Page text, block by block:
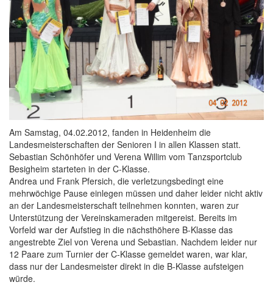
Am Samstag, 04.02.2012, fanden in Heidenheim die
Landesmeisterschaften der Senioren I in allen Klassen statt.
Sebastian Schönhöfer und Verena Willim vom Tanzsportclub
Besigheim starteten in der C-Klasse.
Andrea und Frank Pfersich, die verletzungsbedingt eine
mehrwöchige Pause einlegen müssen und daher leider nicht aktiv
an der Landesmeisterschaft teilnehmen konnten, waren zur
Unterstützung der Vereinskameraden mitgereist. Bereits im
Vorfeld war der Aufstieg in die nächsthöhere B-Klasse das
angestrebte Ziel von Verena und Sebastian. Nachdem leider nur
12 Paare zum Turnier der C-Klasse gemeldet waren, war klar,
dass nur der Landesmeister direkt in die B-Klasse aufsteigen
würde.